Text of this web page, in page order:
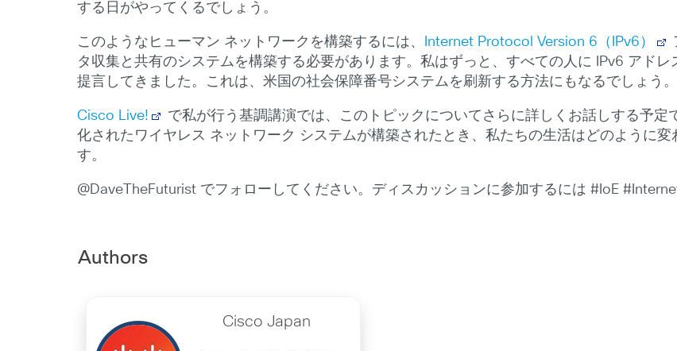
する日がやってくるでしょう。
このようなヒューマン ネットワークを構築するには、 Internet Protocol Version 6（IPv6）
タ収集と共有のシステムを構築する必要があります。私はずっと、すべての人に IPv6 アド
提言してきました。これは、米国の社会保障番号システムを刷新する方法にもなるでしょう。
Cisco Live!
で私が行う基調講演では、このトピックについてさらに詳しくお話しする予
化されたワイヤレス ネットワーク システムが構築されたとき、私たちの生活はどのように
す。
@DaveTheFuturist でフォローしてください。ディスカッションに参加するには #IoE
Authors
Cisco Japan